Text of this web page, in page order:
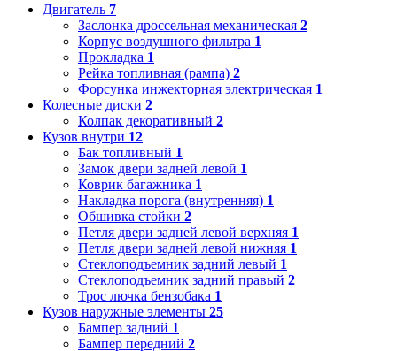
Двигатель 7
Заслонка дроссельная механическая 2
Корпус воздушного фильтра 1
Прокладка 1
Рейка топливная (рампа) 2
Форсунка инжекторная электрическая 1
Колесные диски 2
Колпак декоративный 2
Кузов внутри 12
Бак топливный 1
Замок двери задней левой 1
Коврик багажника 1
Накладка порога (внутренняя) 1
Обшивка стойки 2
Петля двери задней левой верхняя 1
Петля двери задней левой нижняя 1
Стеклоподъемник задний левый 1
Стеклоподъемник задний правый 2
Трос лючка бензобака 1
Кузов наружные элементы 25
Бампер задний 1
Бампер передний 2